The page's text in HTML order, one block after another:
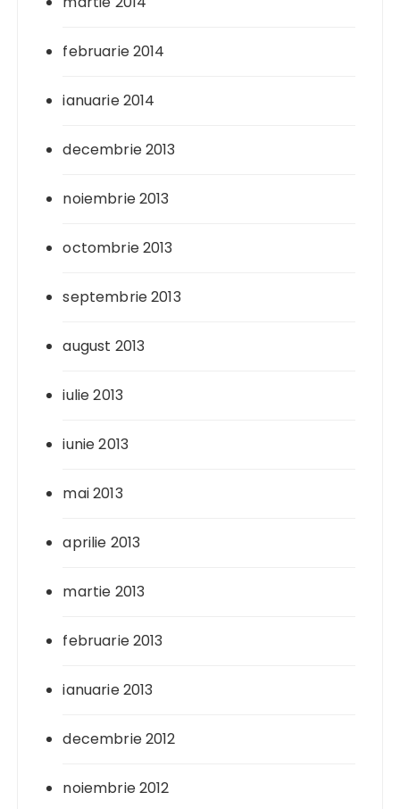
februarie 2014
ianuarie 2014
decembrie 2013
noiembrie 2013
octombrie 2013
septembrie 2013
august 2013
iulie 2013
iunie 2013
mai 2013
aprilie 2013
martie 2013
februarie 2013
ianuarie 2013
decembrie 2012
noiembrie 2012